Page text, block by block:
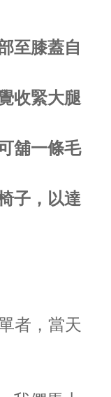
至膝蓋自
收緊大腿
舖一條毛
子，以達
者，當天